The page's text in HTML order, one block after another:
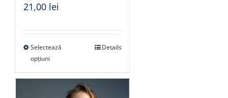
21,00 lei
Selectează
opțiuni
Details